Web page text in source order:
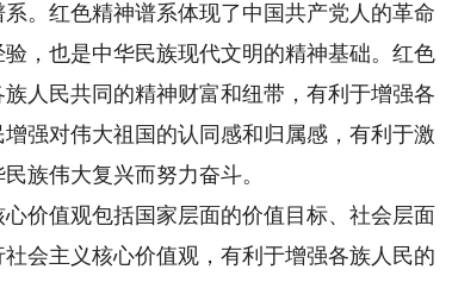
红色精神谱系体现了中国共产党人的革命
，也是中华民族现代文明的精神基础。红色
人民共同的精神财富和纽带，有利于增强各
强对伟大祖国的认同感和归属感，有利于激
族伟大复兴而努力奋斗。
值观包括国家层面的价值目标、社会层面
会主义核心价值观，有利于增强各族人民的